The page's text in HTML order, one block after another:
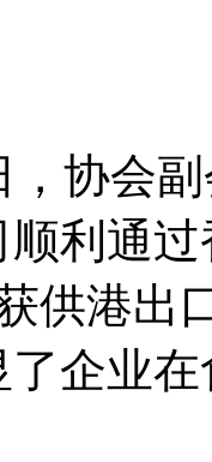
，协会
顺利通
供港出
企业